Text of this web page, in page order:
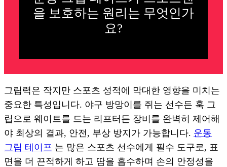
을 보호하는 원리는 무엇인가
요?
그립력은 작지만 스포츠 성적에 막대한 영향을 미치는
중요한 특성입니다. 야구 방망이를 쥐는 선수든 훅 그
립으로 웨이트를 드는 리프터든 장비를 완벽히 제어해
야 최상의 결과, 안전, 부상 방지가 가능합니다. 운동
그립 테이프 는 많은 스포츠 선수에게 필수 도구로, 표
면을 더 끈적하게 하고 땀을 흡수하며 손의 안정성을